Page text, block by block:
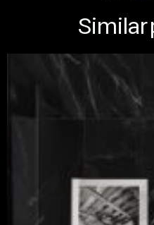
Similar